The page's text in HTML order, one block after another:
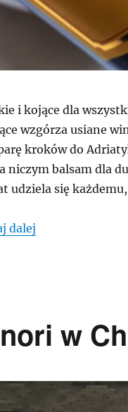
i kojące dla
wzgórza usiane
kroków do
niczym balsam dla
udziela się
dalej„Mario
w